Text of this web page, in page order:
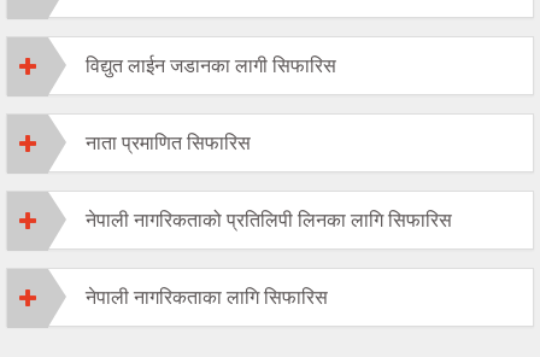
विद्युत लाईन जडानका लागी सिफारिस
नाता प्रमाणित सिफारिस
नेपाली नागरिकताको प्रतिलिपी लिनका लागि सिफारिस
नेपाली नागरिकताका लागि सिफारिस